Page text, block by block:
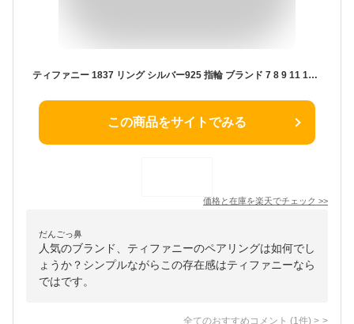
ティファニー 1837 リング シルバー925 指輪 ブランド 7 8 9 11 13 15 16 18号 ペアリング おすすめ 30代 夫婦 カップル お揃い Tiffany＆co レディース エンゲージ 女性 22993771 おしゃれ シンプル TRG 成人式 新社会人 プレゼント ギフト 2024 旅行 新生活 入学 卒業
この商品をサイトでみる
価格と在庫を楽天でチェック >>
だんごっ鼻
人気のブランド、ティファニーのペアリングは如何でし
ょうか？シンプルながらこの存在感はティファニーなら
ではです。
全てのおすすめコメント (1 件) >